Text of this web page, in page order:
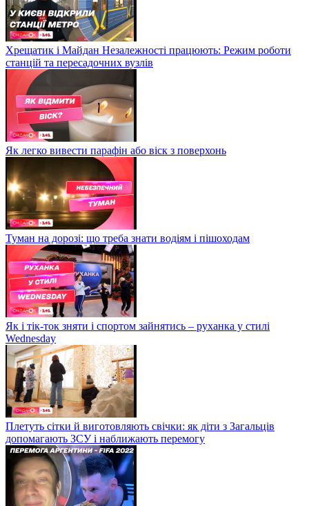
Хрещатик і Майдан Незалежності працюють: Режим роботи
станцій та пересадочних вузлів
Як легко вивести парафін або віск з поверхонь
Туман на дорозі: що треба знати водіям і пішоходам
Як і тік-ток зняти і спортом зайнятись – руханка у стилі
Wednesday
Плетуть сітки й виготовляють свічки: як діти з Загальців
допомагають ЗСУ і наближають перемогу